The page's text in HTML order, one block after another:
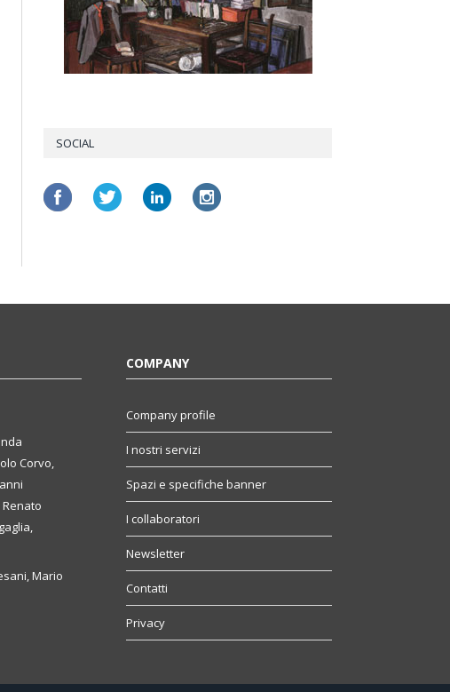
SOCIAL
Corvo,
Mario
COMPANY
Company profile
I nostri servizi
Spazi e specifiche banner
I collaboratori
Newsletter
Contatti
Privacy